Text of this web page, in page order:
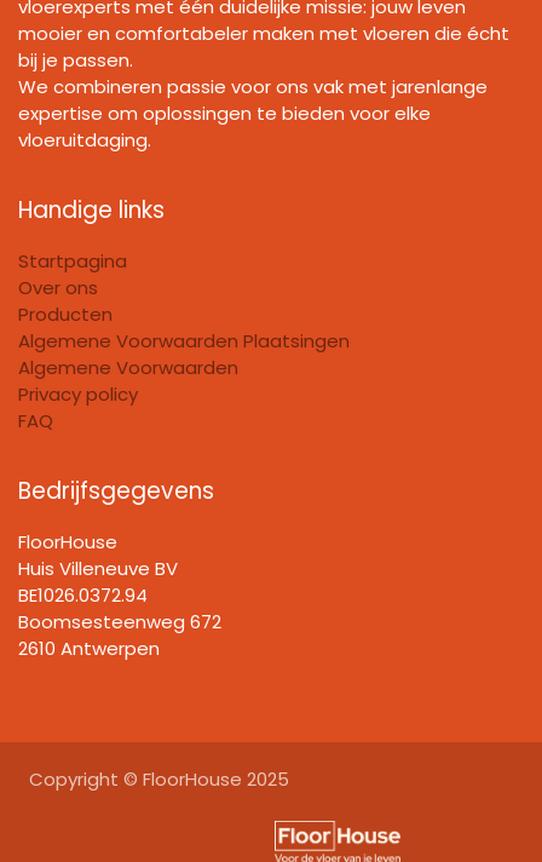
vloerexperts met één duidelijke missie: jouw leven
mooier en comfortabeler maken met vloeren die écht
bij je passen.
We combineren passie voor ons vak met jarenlange
expertise om oplossingen te bieden voor elke
vloeruitdaging.
Handige links
Startpagina
Over ons
Producten
Algemene Voorwaarden Plaatsingen
Algemene Voorwaarden
Privacy policy
FAQ
Bedrijfsgegevens
FloorHouse
Huis Villeneuve BV​
BE1026.0372.94
Boomsesteenweg 672
2610 Antwerpen
Copyright © FloorHouse 2025